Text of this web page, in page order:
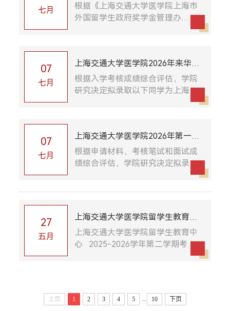
七月
海市外国留学生政府奖学金获奖名
单的公示
根据《上海交通大学医学院上海市
外国留学生政府奖学金管理办
正的原则，共评出2026年...
07
七月
上海交通大学医学院2026年来华留
学生研究生入学录取公示
根据入学考核成绩综合评估，学院
研究决定拟录取以下同学为上海交
通大学医学院2026级来华留学生研
1202510323TAN YUE
QIAN220251033...
07
七月
上海交通大学医学院2026年第一批
来华留学生本科生入学录取公示
根据申请材料、考核笔试和面试成
绩综合评估，学院研究决定拟录取
学五年制专业：序号申...
27
五月
上海交通大学医学院留学生教育中
心2025-2026学年第二学期考试安
排
上海交通大学医学院留学生教育中
心 2025-2026学年第二学期考试
安排(请考生务必带好学生证)考试
对外汉语（2）2025级五...
上页 1 2 3 4 5 ... 10 下页